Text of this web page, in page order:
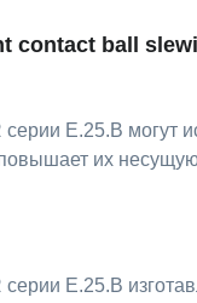
contact ball
E.25.B могут
их
E.25.B